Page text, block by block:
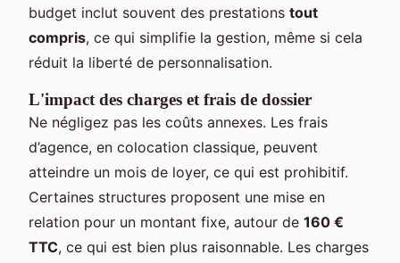
budget inclut souvent des prestations tout
compris, ce qui simplifie la gestion, même si cela
réduit la liberté de personnalisation.
L'impact des charges et frais de dossier
Ne négligez pas les coûts annexes. Les frais
d’agence, en colocation classique, peuvent
atteindre un mois de loyer, ce qui est prohibitif.
Certaines structures proposent une mise en
relation pour un montant fixe, autour de 160 €
TTC, ce qui est bien plus raisonnable. Les charges